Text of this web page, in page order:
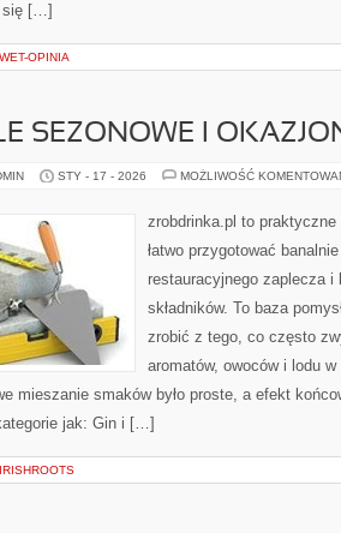
się […]
WET-OPINIA
SEZONOWE I
STY - 17 - 2026 MOŻLIWOŚĆ
zrobdrinka.pl to
łatwo przygotować
restauracyjnego zaplecza
składników. To baza
zrobić z tego, co często
aromatów, owoców i lodu
mieszanie smaków było proste, a efekt
jak: Gin i […]
IRISHROOTS